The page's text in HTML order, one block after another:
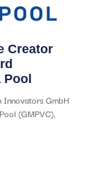
Creator
Pool
Innovators GmbH
(GMPVC),